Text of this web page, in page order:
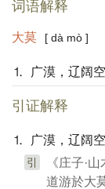
词语解释
大莫 [ dà mò ]
⒈ 广漠，辽阔空
引证解释
⒈ 广漠，辽阔空
引
《庄子·
道游於大